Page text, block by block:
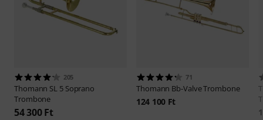
205
Thomann SL 5 Soprano
Trombone
54 300 Ft
71
Thomann Bb-Valve Trombone
124 100 Ft